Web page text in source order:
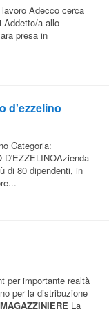
Adecco cerca
Addetto/a allo
presa in
d'ezzelino
Categoria:
D'EZZELINOAzienda
di 80 dipendenti, in
per importante realtà
per la distribuzione
MAGAZZINIERE La